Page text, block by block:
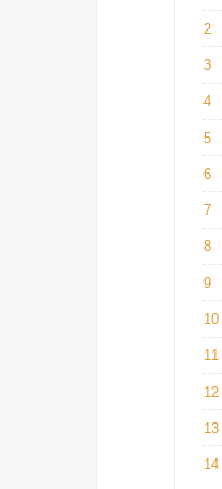
2
3
4
5
6
7
8
9
10
11
12
13
14